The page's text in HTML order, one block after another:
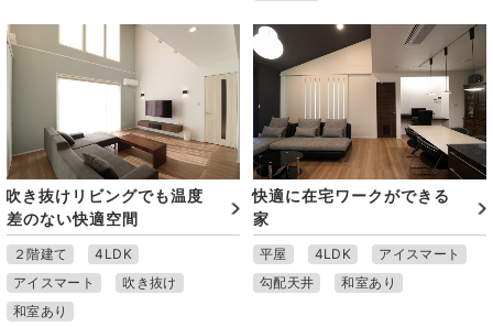
吹き抜けリビングでも温度
差のない快適空間
２階建て
4LDK
アイスマート
吹き抜け
和室あり
快適に在宅ワークができる
家
平屋 4LDK
アイスマート
勾配天井
和室あり